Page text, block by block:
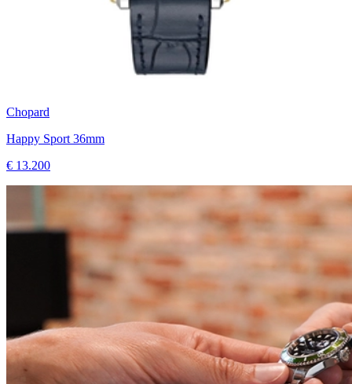
Chopard
Happy Sport 36mm
€ 13.200